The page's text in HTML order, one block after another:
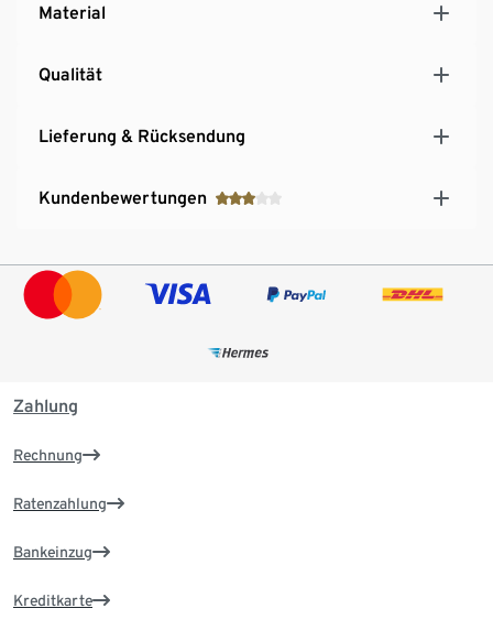
Material
Qualität
Lieferung & Rücksendung
Kundenbewertungen
Zahlung
Rechnung
Ratenzahlung
Bankeinzug
Kreditkarte